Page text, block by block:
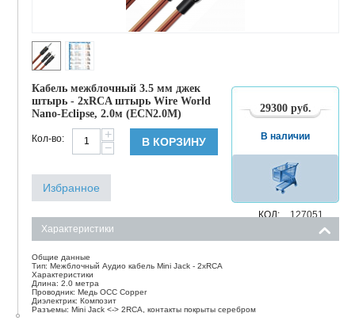
Кабель межблочный 3.5 мм джек
штырь - 2xRCA штырь Wire World
Nano-Eclipse, 2.0м (ECN2.0M)
29300 руб.
КОД: 127051
В наличии
Кол-во:
+
−
В КОРЗИНУ
Избранное
Характеристики
Общие данные
Тип: Межблочный Аудио кабель Mini Jack - 2xRCA
Характеристики
Длина: 2.0 метра
Проводник: Медь OCC Copper
Диэлектрик: Композит
Разъемы: Mini Jack <-> 2RCA, контакты покрыты серебром